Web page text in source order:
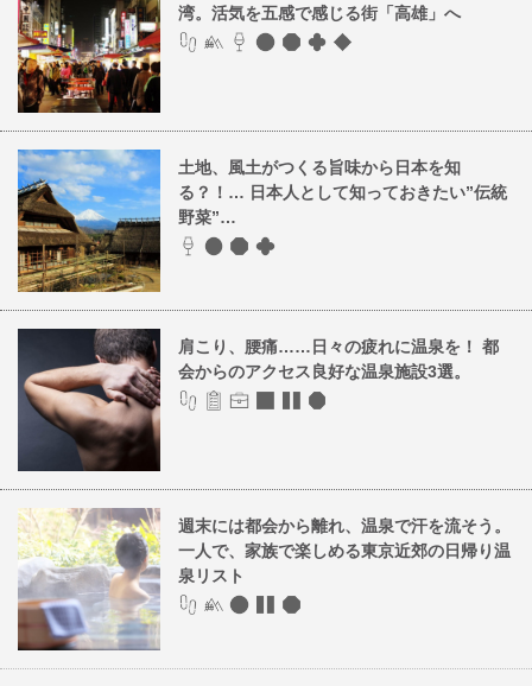
湾。活気を五感で感じる街「高雄」へ
土地、風土がつくる旨味から日本を知
る？！… 日本人として知っておきたい”伝統
野菜”…
肩こり、腰痛……日々の疲れに温泉を！ 都
会からのアクセス良好な温泉施設3選。
週末には都会から離れ、温泉で汗を流そう。
一人で、家族で楽しめる東京近郊の日帰り温
泉リスト